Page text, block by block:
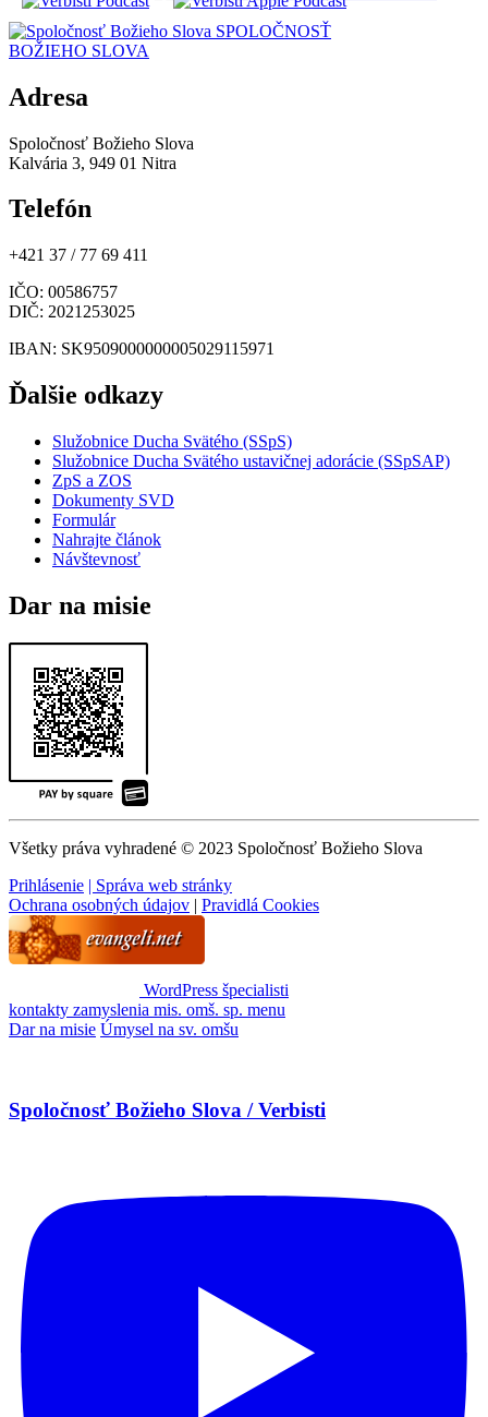
SPOLOČNOSŤ
BOŽIEHO SLOVA
Adresa
Spoločnosť Božieho Slova
Kalvária 3, 949 01 Nitra
Telefón
+421 37 / 77 69 411
IČO: 00586757
DIČ: 2021253025
IBAN: SK9509000000005029115971
Ďalšie odkazy
Služobnice Ducha Svätého (SSpS)
Služobnice Ducha Svätého ustavičnej adorácie (SSpSAP)
ZpS a ZOS
Dokumenty SVD
Formulár
Nahrajte článok
Návštevnosť
Dar na misie
Všetky práva vyhradené © 2023 Spoločnosť Božieho Slova
Prihlásenie | Správa web stránky
Ochrana osobných údajov | Pravidlá Cookies
WordPress špecialisti
kontakty zamyslenia mis. omš. sp. menu
Dar na misie Úmysel na sv. omšu
Spoločnosť Božieho Slova / Verbisti